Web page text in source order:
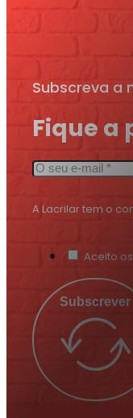
Subscreva a
Fique a
A Lacrilar tem o
Aceito
Subscrever